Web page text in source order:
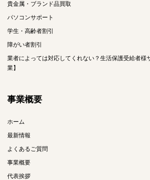
貴金属・ブランド品買取
パソコンサポート
学生・高齢者割引
障がい者割引
業者によっては対応してくれない？生活保護受給者様
業】
事業概要
ホーム
最新情報
よくあるご質問
事業概要
代表挨拶